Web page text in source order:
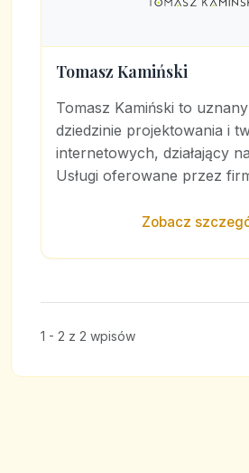
Tomasz Kamiński
Tomasz Kamiński to
dziedzinie projektowania i
internetowych, działający
Usługi oferowane przez
Zobacz
1 - 2 z 2 wpisów